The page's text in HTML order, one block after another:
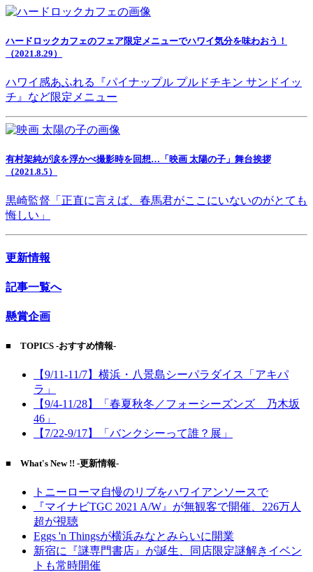
ハードロックカフェのフェア限定メニューでハワイ気分を味わおう！
（2021.8.29）
ハワイ感あふれる『パイナップル プルドチキン サンドイッ
チ』など限定メニュー
有村架純が涙を浮かべ撮影時を回想…「映画 太陽の子」舞台挨拶
（2021.8.5）
黒崎監督「正直に言えば、春馬君がここにいないのがとても
悔しい」
更新情報
記事一覧へ
懸賞企画
■ TOPICS -おすすめ情報-
【9/11-11/7】横浜・八景島シーパラダイス「アキパ
ラ」
【9/4-11/28】「春夏秋冬／フォーシーズンズ 乃木坂
46」
【7/22-9/17】「バンクシーって誰？展」
■ What's New !! -更新情報-
トニーローマ自慢のリブをハワイアンソースで
『マイナビTGC 2021 A/W』が無観客で開催、226万人
超が視聴
Eggs 'n Thingsが横浜みなとみらいに開業
新宿に『謎専門書店』が誕生、同店限定謎解きイベン
トも常時開催